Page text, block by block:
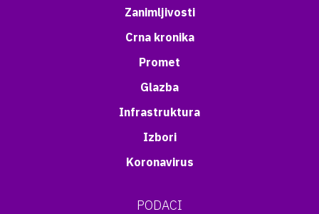
Zanimljivosti
Crna kronika
Promet
Glazba
Infrastruktura
Izbori
Koronavirus
PODACI